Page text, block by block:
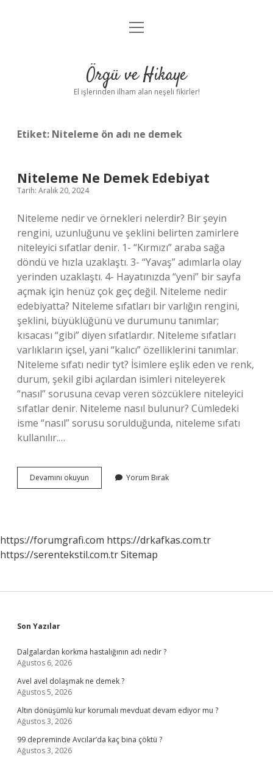
Anasayfa
Yasal Uyarı
menüyü
Örgü ve Hikaye
El işlerinden ilham alan neşeli fikirler!
Etiket: Niteleme ön adı ne demek
Niteleme Ne Demek Edebiyat
Tarih: Aralık 20, 2024
Niteleme nedir ve örnekleri nelerdir? Bir şeyin
rengini, uzunluğunu ve şeklini belirten zamirlere
niteleyici sıfatlar denir. 1- “Kırmızı” araba sağa
döndü ve hızla uzaklaştı. 3- “Yavaş” adımlarla olay
yerinden uzaklaştı. 4- Hayatınızda “yeni” bir sayfa
açmak için henüz çok geç değil. Niteleme nedir
edebiyatta? Niteleme sıfatları bir varlığın rengini,
şeklini, büyüklüğünü ve durumunu tanımlar;
kısacası “gibi” diyen sıfatlardır. Niteleme sıfatları
varlıkların içsel, yani “kalıcı” özelliklerini tanımlar.
Niteleme sıfatı nedir tyt? İsimlere eşlik eden ve renk,
durum, şekil gibi açılardan isimleri niteleyerek
“nasıl” sorusuna cevap veren sözcüklere niteleyici
sıfatlar denir. Niteleme nasıl bulunur? Cümledeki
isme “nasıl” sorusu sorulduğunda, niteleme sıfatı
kullanılır.…
Devamını okuyun Niteleme
Ne
Yorum Bırak
https://forumgrafi.com https://drkafkas.com.tr
https://serentekstil.com.trSitemap
Sidebar
Son Yazılar
Dalgalardan korkma hastalığının adı nedir ?
Ağustos 6, 2026
Avel avel dolaşmak ne demek ?
Ağustos 5, 2026
Altın dönüşümlü kur korumalı mevduat devam ediyor mu ?
Ağustos 3, 2026
99 depreminde Avcılar’da kaç bina çöktü ?
Ağustos 3, 2026